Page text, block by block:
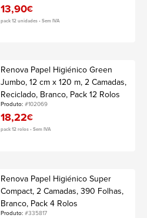
13,90€
pack 12 unidades • Sem IVA
Renova Papel Higiénico Green
Jumbo, 12 cm x 120 m, 2 Camadas,
Reciclado, Branco, Pack 12 Rolos
Produto:#102069
18,22€
pack 12 rolos • Sem IVA
Renova Papel Higiénico Super
Compact, 2 Camadas, 390 Folhas,
Branco, Pack 4 Rolos
Produto:#335817